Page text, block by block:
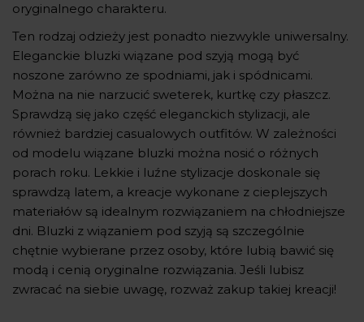
oryginalnego charakteru.
Ten rodzaj odzieży jest ponadto niezwykle uniwersalny.
Eleganckie bluzki wiązane pod szyją mogą być
noszone zarówno ze spodniami, jak i spódnicami.
Można na nie narzucić sweterek, kurtkę czy płaszcz.
Sprawdzą się jako część eleganckich stylizacji, ale
również bardziej casualowych outfitów. W zależności
od modelu wiązane bluzki można nosić o różnych
porach roku. Lekkie i luźne stylizacje doskonale się
sprawdzą latem, a kreacje wykonane z cieplejszych
materiałów są idealnym rozwiązaniem na chłodniejsze
dni. Bluzki z wiązaniem pod szyją są szczególnie
chętnie wybierane przez osoby, które lubią bawić się
modą i cenią oryginalne rozwiązania. Jeśli lubisz
zwracać na siebie uwagę, rozważ zakup takiej kreacji!